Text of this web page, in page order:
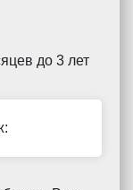
до 3 лет